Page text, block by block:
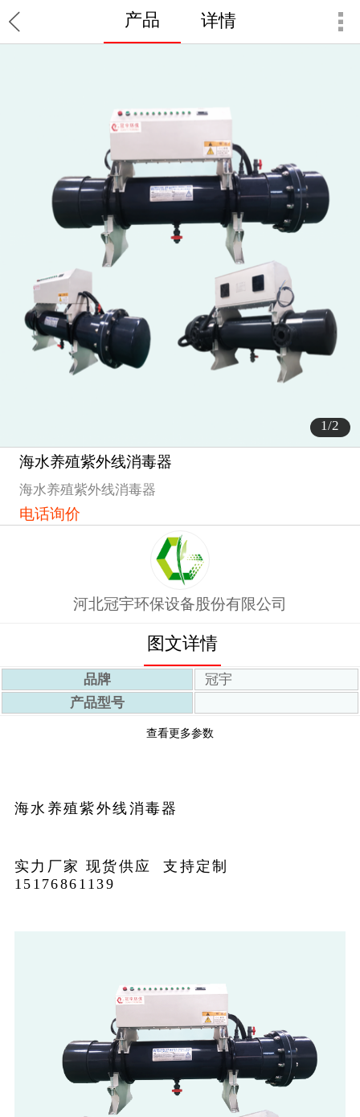
产品 详情
1
1/2
海水养殖紫外线消毒器
海水养殖紫外线消毒器
电话询价
河北冠宇环保设备股份有限公司
图文详情
品牌
冠宇
产品型号
查看更多参数
海水养殖紫外线消毒器
实力厂家 现货供应 支持定制
15176861139